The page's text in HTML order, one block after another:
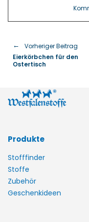
Vorheriger Beitrag
Eierkörbchen für den
Ostertisch
Produkte
Stofffinder
Stoffe
Zubehör
Geschenkideen